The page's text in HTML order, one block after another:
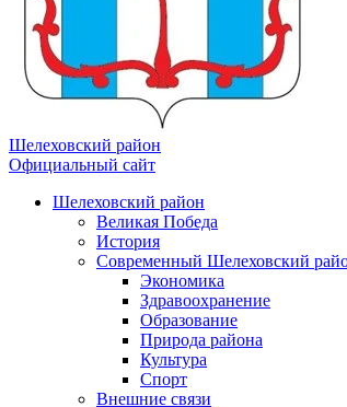
Шелеховский район
Официальный сайт
Шелеховский район
Великая Победа
История
Современный Шелеховский
Экономика
Здравоохранение
Образование
Природа района
Культура
Спорт
Внешние связи